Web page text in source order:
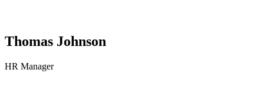
Thomas Johnson
HR Manager